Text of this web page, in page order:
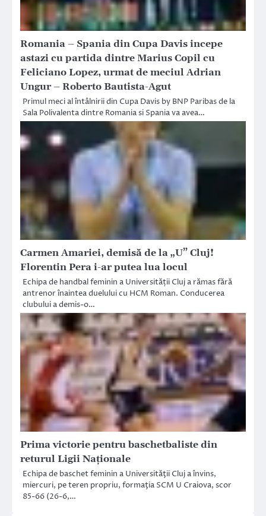
Romania – Spania din Cupa Davis incepe
astazi cu partida dintre Marius Copil cu
Feliciano Lopez, urmat de meciul Adrian
Ungur – Roberto Bautista-Agut
Primul meci al întâlnirii din Cupa Davis by BNP Paribas de la
Sala Polivalenta dintre Romania si Spania va avea…
Carmen Amariei, demisă de la „U” Cluj!
Florentin Pera i-ar putea lua locul
Echipa de handbal feminin a Universității Cluj a rămas fără
antrenor înaintea duelului cu HCM Roman. Conducerea
clubului a demis-o…
Prima victorie pentru baschetbaliste din
returul Ligii Naţionale
Echipa de baschet feminin a Universităţii Cluj a învins,
miercuri, pe teren propriu, formaţia SCM U Craiova, scor
85-66 (26-6,…